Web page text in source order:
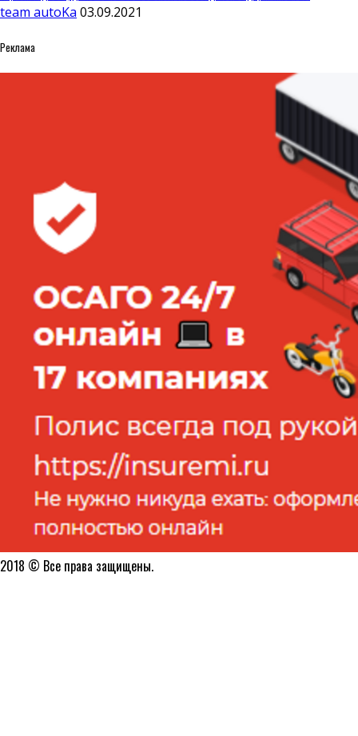
team autoKa 03.09.2021
Реклама
2018 © Все права защищены.